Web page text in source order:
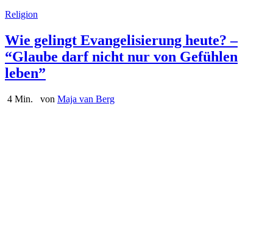
Religion
Wie gelingt Evangelisierung heute? –
“Glaube darf nicht nur von Gefühlen
leben”
4 Min. von Maja van Berg